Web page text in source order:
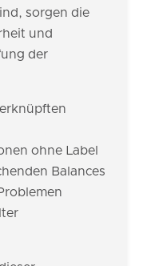
sorgen die
und
der
ohne Label
Balances